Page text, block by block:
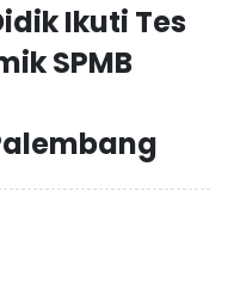
Ikuti Tes
SPMB